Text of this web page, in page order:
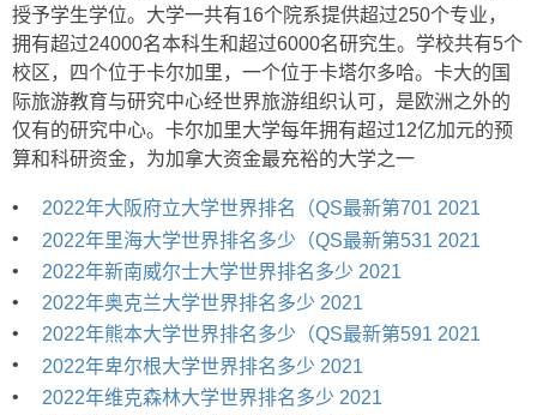
授予学生学位。大学一共有16个院系提供超过250个专业，
拥有超过24000名本科生和超过6000名研究生。学校共有5个
校区，四个位于卡尔加里，一个位于卡塔尔多哈。卡大的国
际旅游教育与研究中心经世界旅游组织认可，是欧洲之外的
仅有的研究中心。卡尔加里大学每年拥有超过12亿加元的预
算和科研资金，为加拿大资金最充裕的大学之一
•
2022年大阪府立大学世界排名（QS最新第701 2021
•
2022年里海大学世界排名多少（QS最新第531 2021
•
2022年新南威尔士大学世界排名多少 2021
•
2022年奥克兰大学世界排名多少 2021
•
2022年熊本大学世界排名多少（QS最新第591 2021
•
2022年卑尔根大学世界排名多少 2021
•
2022年维克森林大学世界排名多少 2021